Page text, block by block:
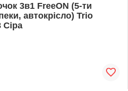
3в1 FreeON (5-ти
автокрісло) Trio
Сіра